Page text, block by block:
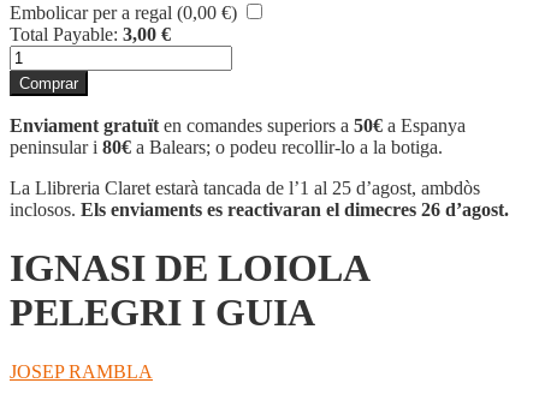
Embolicar per a regal (0,00 €)
Total Payable: 3,00 €
quantitat
de
IGNASI
DE
LOIOLA
PELEGRI
I
GUIA
Comprar
Enviament gratuït en comandes superiors a 50€ a Espanya
peninsular i 80€ a Balears; o podeu recollir-lo a la botiga.
La Llibreria Claret estarà tancada de l’1 al 25 d’agost, ambdòs
inclosos. Els enviaments es reactivaran el dimecres 26 d’agost.
IGNASI DE LOIOLA
PELEGRI I GUIA
JOSEP RAMBLA